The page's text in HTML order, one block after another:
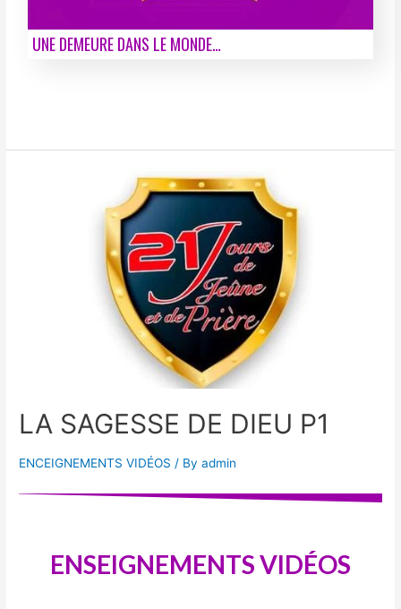
UNE DEMEURE DANS LE MONDE…
LA SAGESSE DE DIEU P1
ENCEIGNEMENTS VIDÉOS / Byadmin
ENSEIGNEMENTS VIDÉOS